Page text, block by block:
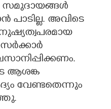
സമുദായങ്ങൾ
പാടില്ല. അവിടെ
ആശങ്ക
വേണ്ടതെന്നും